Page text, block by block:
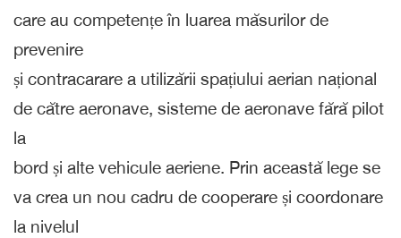
care au competențe în luarea măsurilor de
prevenire
și contracarare a utilizării spațiului aerian național
de către aeronave, sisteme de aeronave fără pilot
la
bord și alte vehicule aeriene. Prin această lege se
va crea un nou cadru de cooperare și coordonare
la nivelul